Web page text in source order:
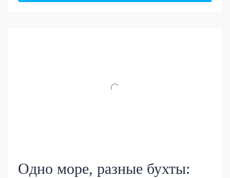
Одно море, разные бухты: